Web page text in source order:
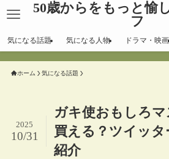
50歳からをもっと愉
フ
気になる話題 気になる人物 ドラマ・映画
ホーム 気になる話題
ガキ使おもしろ
買える？ツイッ
紹介
2025
10/31